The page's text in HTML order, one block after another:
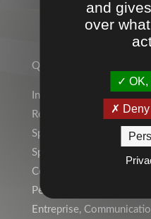
Qui sommes-nous ?
Indépendant ? Rejoignez
Rejoignez l’équipe !
Sports Individuels
Sport Collectif
Collectivités, Scolaire
Personnalisation,
Entreprise,
and
over
OK,